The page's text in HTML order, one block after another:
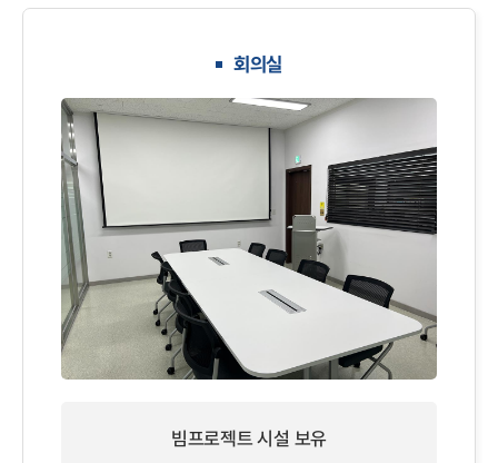
회의실
빔프로젝트 시설 보유